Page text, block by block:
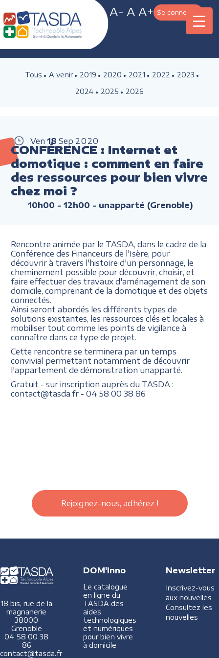
A- A A+ Se connecter
Tous A venir 2019 2020 2021 2022
2023
2024
2025 2026
Ven 18 Sep 2020
CONFÉRENCE : Internet et
domotique : comment en faire
des ressources pour bien vivre
chez moi ?
10h00 - 12h00 - unapparté (Grenoble)
Rencontre animée par le TASDA, dans le cadre de la
Conférence des Financeurs de l'Isère, pour
découvrir à travers l'histoire d'un personnage, le
cheminement possible pour découvrir, choisir, et
faire effectuer des travaux d'aménagement de son
domicile, comprenant de la domotique et des objets
connectés.
Ainsi seront abordés les différents types de
solutions existantes, les ressources clés et locales à
mobiliser tout comme les points de vigilance à
connaître dans ce type de projet.
Cette rencontre se terminera par un temps
convivial permettant notamment de découvrir
l'appartement de démonstration unapparté.
Gratuit - sur inscription auprès du TASDA :
contact@tasda.fr - 04 58 00 38 86
Rejoignez-nous, adhérez !
18 bis, rue de la
magnanerie
38000
Grenoble
04 58 00 38
86
contact@tasda.fr
DOM'Inno
Le catalogue
en ligne du
TASDA des
aides
technologiques
et numériques
pour bien vivre
à domicile
Newsletter
Inscrivez-vous
aux nouvelles
Consultez les
nouvelles